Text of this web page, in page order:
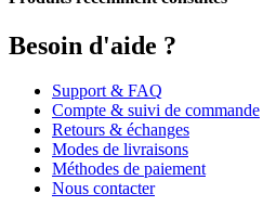
Besoin d'aide ?
Support & FAQ
Compte & suivi de commande
Retours & échanges
Modes de livraisons
Méthodes de paiement
Nous contacter